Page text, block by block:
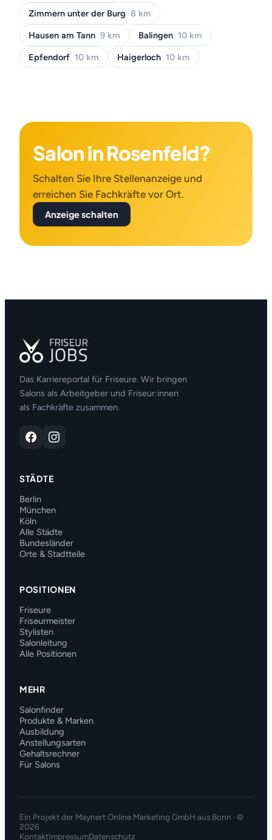
Zimmern unter der Burg 8 km
Hausen am Tann 9 km Balingen 10 km
Epfendorf 10 km Haigerloch 10 km
Salon in Rosenfeld?
Schalten Sie Ihre Stellenanzeige und
erreichen Sie Fachkräfte vor Ort.
Anzeige schalten
Das Karriereportal für Friseure. Wir bringen
Salons als Arbeitgeber und Friseur:innen
als Fachkräfte zusammen.
STÄDTE
Berlin
München
Köln
Alle Städte
Bundesländer
Orte & Stadtteile
POSITIONEN
Friseure
Friseurmeister
Stylisten
Salonleitung
Alle Positionen
MEHR
Salonfinder
Produkte & Marken
Ausbildung
Anstellungsarten
Gehaltsrechner
Für Salons
Ein Projekt der Maynert Online Marketing GmbH aus Bonn · ©
2026
KontaktImpressumDatenschutz